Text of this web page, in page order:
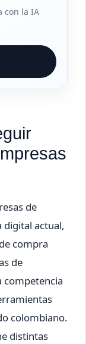
con la IA
de
actual,
compra
de
colombiano.
distintas